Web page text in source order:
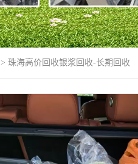
> 珠海高价回收银浆回收-长期回收